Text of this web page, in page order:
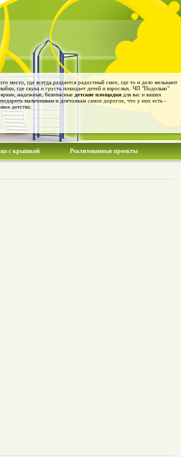
место, где всегда раздается радостный смех, где то и дело мелькают
где скука и грусть покидает детей и взрослых. ЧП "Подолько"
надежные, безопасные детские площадки для вас и ваших
мальчишкам и девчонкам самое дорогое, что у них есть -
детство.
с крышкой Реализованные проекты